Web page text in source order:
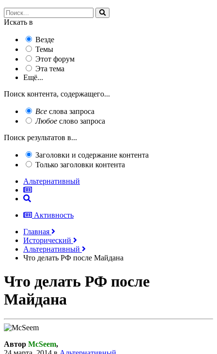
Искать в
Везде
Темы
Этот форум
Эта тема
Ещё...
Поиск контента, содержащего...
Все слова запроса
Любое слово запроса
Поиск результатов в...
Заголовки и содержание контента
Только заголовки контента
Альтернативный
Активность
Главная
Исторический
Альтернативный
Что делать РФ после Майдана
Что делать РФ после
Майдана
Автор McSeem,